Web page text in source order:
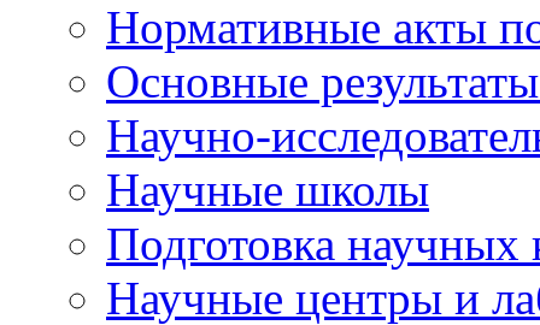
Нормативные акты
Основные
Научно-
Научные школы
Подготовка научных
Научные центры и